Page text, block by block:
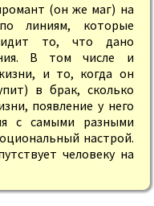
(он же маг) на
линиям, которые
то, что дано
В том числе и
и то, когда он
в брак, сколько
появление у него
с самыми разными
настрой.
человеку на